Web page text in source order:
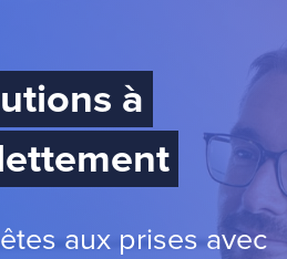
à
aux prises avec